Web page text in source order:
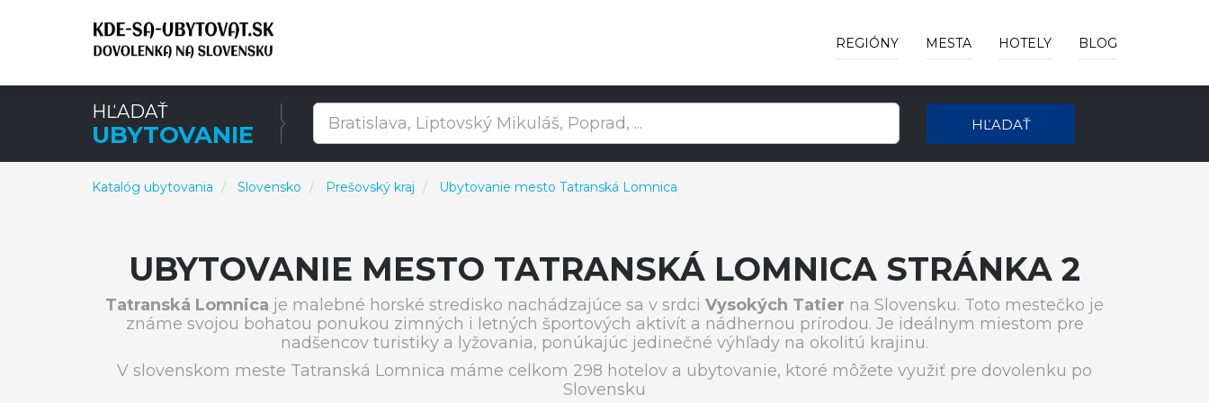
REGIÓNY MESTA HOTELY BLOG
HĽADAŤ
UBYTOVANIE HĽADAŤ
Katalóg ubytovania Slovensko Prešovský kraj Ubytovanie mesto Tatranská Lomnica
UBYTOVANIE MESTO TATRANSKÁ LOMNICA STRÁNKA 2
Tatranská Lomnica je malebné horské stredisko nachádzajúce sa v srdci Vysokých Tatier na Slovensku. Toto mestečko je
známe svojou bohatou ponukou zimných i letných športových aktivít a nádhernou prírodou. Je ideálnym miestom pre
nadšencov turistiky a lyžovania, ponúkajúc jedinečné výhľady na okolitú krajinu.
V slovenskom meste Tatranská Lomnica máme celkom 298 hotelov a ubytovanie, ktoré môžete využiť pre dovolenku po
Slovensku